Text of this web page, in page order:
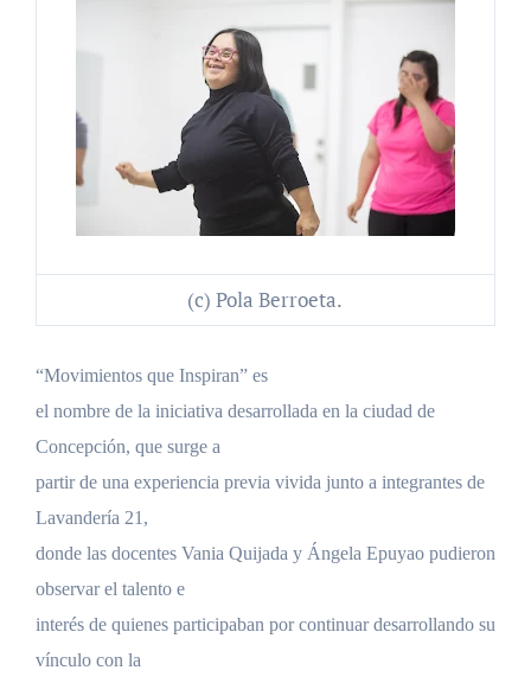
(c) Pola Berroeta.
“Movimientos que Inspiran” es
el nombre de la iniciativa desarrollada en la ciudad de
Concepción, que surge a
partir de una experiencia previa vivida junto a integrantes de
Lavandería 21,
donde las docentes Vania Quijada y Ángela Epuyao pudieron
observar el talento e
interés de quienes participaban por continuar desarrollando su
vínculo con la